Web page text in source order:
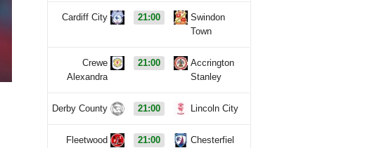
Cardiff City 21:00
Swindon
Town
Crewe
Alexandra
21:00
Accrington
Stanley
Derby County 21:00 Lincoln City
Fleetwood
21:00 Chesterfiel